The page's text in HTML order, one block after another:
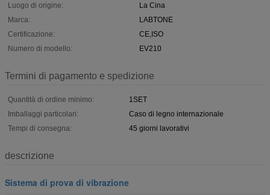
Luogo di origine:
La Cina
Marca:
LABTONE
Certificazione:
CE,ISO
Numero di modello:
EV210
Termini di pagamento e spedizione
Quantità di ordine minimo:
1SET
Imballaggi particolari:
Caso di legno internazionale
Tempi di consegna:
45 giorni lavorativi
descrizione
Sistema di prova di vibrazione